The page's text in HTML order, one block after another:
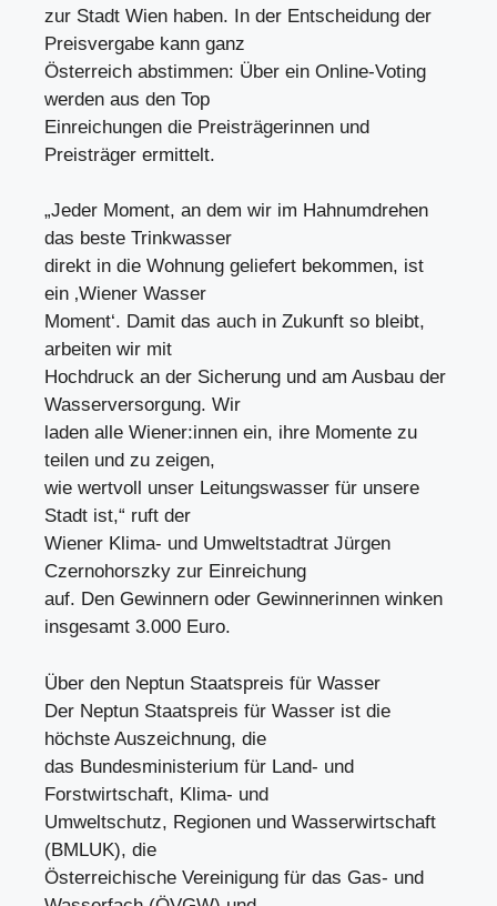
zur Stadt Wien haben. In der Entscheidung der
Preisvergabe kann ganz
Österreich abstimmen: Über ein Online-Voting
werden aus den Top
Einreichungen die Preisträgerinnen und
Preisträger ermittelt.
„Jeder Moment, an dem wir im Hahnumdrehen
das beste Trinkwasser
direkt in die Wohnung geliefert bekommen, ist
ein ‚Wiener Wasser
Moment‘. Damit das auch in Zukunft so bleibt,
arbeiten wir mit
Hochdruck an der Sicherung und am Ausbau der
Wasserversorgung. Wir
laden alle Wiener:innen ein, ihre Momente zu
teilen und zu zeigen,
wie wertvoll unser Leitungswasser für unsere
Stadt ist,“ ruft der
Wiener Klima- und Umweltstadtrat Jürgen
Czernohorszky zur Einreichung
auf. Den Gewinnern oder Gewinnerinnen winken
insgesamt 3.000 Euro.
Über den Neptun Staatspreis für Wasser
Der Neptun Staatspreis für Wasser ist die
höchste Auszeichnung, die
das Bundesministerium für Land- und
Forstwirtschaft, Klima- und
Umweltschutz, Regionen und Wasserwirtschaft
(BMLUK), die
Österreichische Vereinigung für das Gas- und